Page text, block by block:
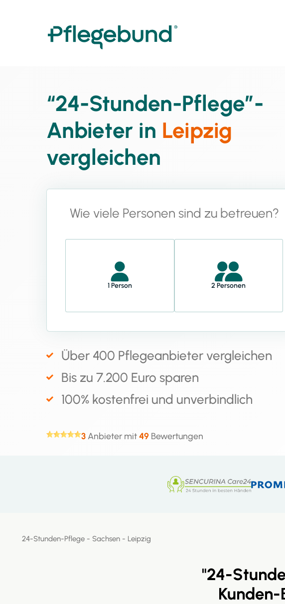
“24-Stunden-Pflege”-
Anbieter in Leipzig
vergleichen
Wie viele Personen sind zu betreuen?
1 Person 2 Personen
Über 400 Pflegeanbieter vergleichen
Bis zu 7.200 Euro sparen
100% kostenfrei und unverbindlich
3 Anbieter mit49 Bewertungen
24-Stunden-Pflege - Sachsen - Leipzig
"24-